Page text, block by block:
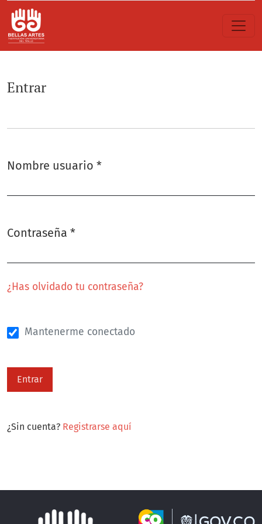
Entrar
Entrar
Nombre usuario *
Contraseña *
¿Has olvidado tu contraseña?
Mantenerme conectado
Entrar
¿Sin cuenta? Registrarse aquí